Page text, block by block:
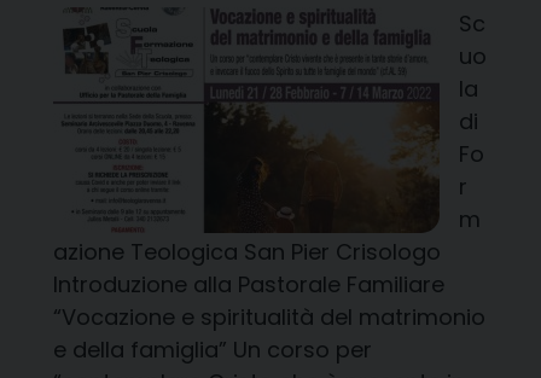
Sc
uo
la
di
Fo
r
m
azione Teologica San Pier Crisologo
Introduzione alla Pastorale Familiare
“Vocazione e spiritualità del matrimonio
e della famiglia” Un corso per